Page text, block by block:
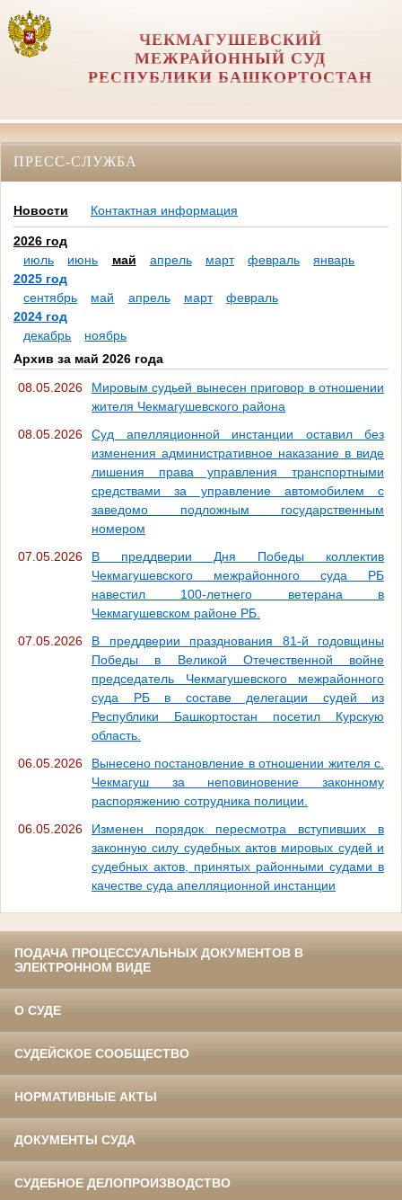
ЧЕКМАГУШЕВСКИЙ
МЕЖРАЙОННЫЙ СУД
РЕСПУБЛИКИ БАШКОРТОСТАН
ПРЕСС-СЛУЖБА
Новости Контактная информация
2026 год
июль
июнь май апрель март февраль
январь
2025 год
сентябрь
май апрель март
февраль
2024 год
декабрь
ноябрь
Архив за май 2026 года
08.05.2026
Мировым судьей вынесен приговор в отношении
жителя Чекмагушевского района
08.05.2026
Суд апелляционной инстанции оставил без
изменения административное наказание в виде
лишения права управления транспортными
средствами за управление автомобилем с
заведомо подложным государственным
номером
07.05.2026
В преддверии Дня Победы коллектив
Чекмагушевского межрайонного суда РБ
навестил 100-летнего ветерана в
Чекмагушевском районе РБ.
07.05.2026
В преддверии празднования 81-й годовщины
Победы в Великой Отечественной войне
председатель Чекмагушевского межрайонного
суда РБ в составе делегации судей из
Республики Башкортостан посетил Курскую
область.
06.05.2026
Вынесено постановление в отношении жителя с.
Чекмагуш за неповиновение законному
распоряжению сотрудника полиции.
06.05.2026
Изменен порядок пересмотра вступивших в
законную силу судебных актов мировых судей и
судебных актов, принятых районными судами в
качестве суда апелляционной инстанции
ПОДАЧА ПРОЦЕССУАЛЬНЫХ ДОКУМЕНТОВ В
ЭЛЕКТРОННОМ ВИДЕ
О СУДЕ
СУДЕЙСКОЕ СООБЩЕСТВО
НОРМАТИВНЫЕ АКТЫ
ДОКУМЕНТЫ СУДА
СУДЕБНОЕ ДЕЛОПРОИЗВОДСТВО